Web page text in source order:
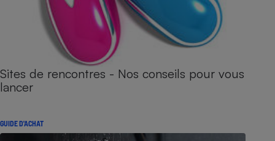
Sites de rencontres - Nos conseils pour vous
lancer
GUIDE D'ACHAT